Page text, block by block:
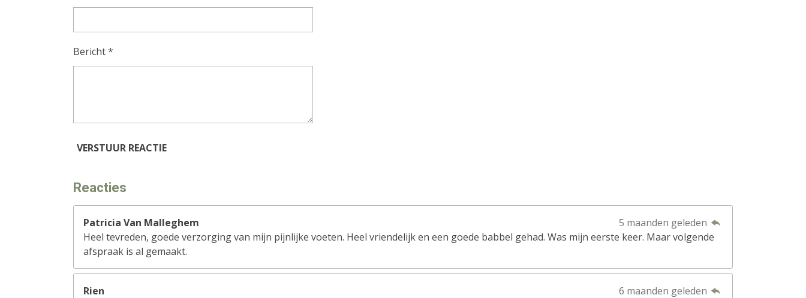
Bericht *
VERSTUUR REACTIE
Reacties
Patricia Van Malleghem
5 maanden geleden
Heel tevreden, goede verzorging van mijn pijnlijke voeten. Heel vriendelijk en een goede babbel gehad. Was mijn eerste keer. Maar volgende
afspraak is al gemaakt.
Rien
6 maanden geleden